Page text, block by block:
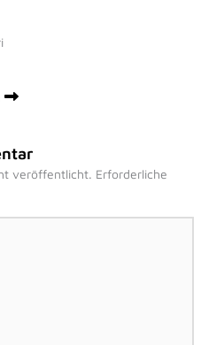
veröffentlicht. Erforderliche